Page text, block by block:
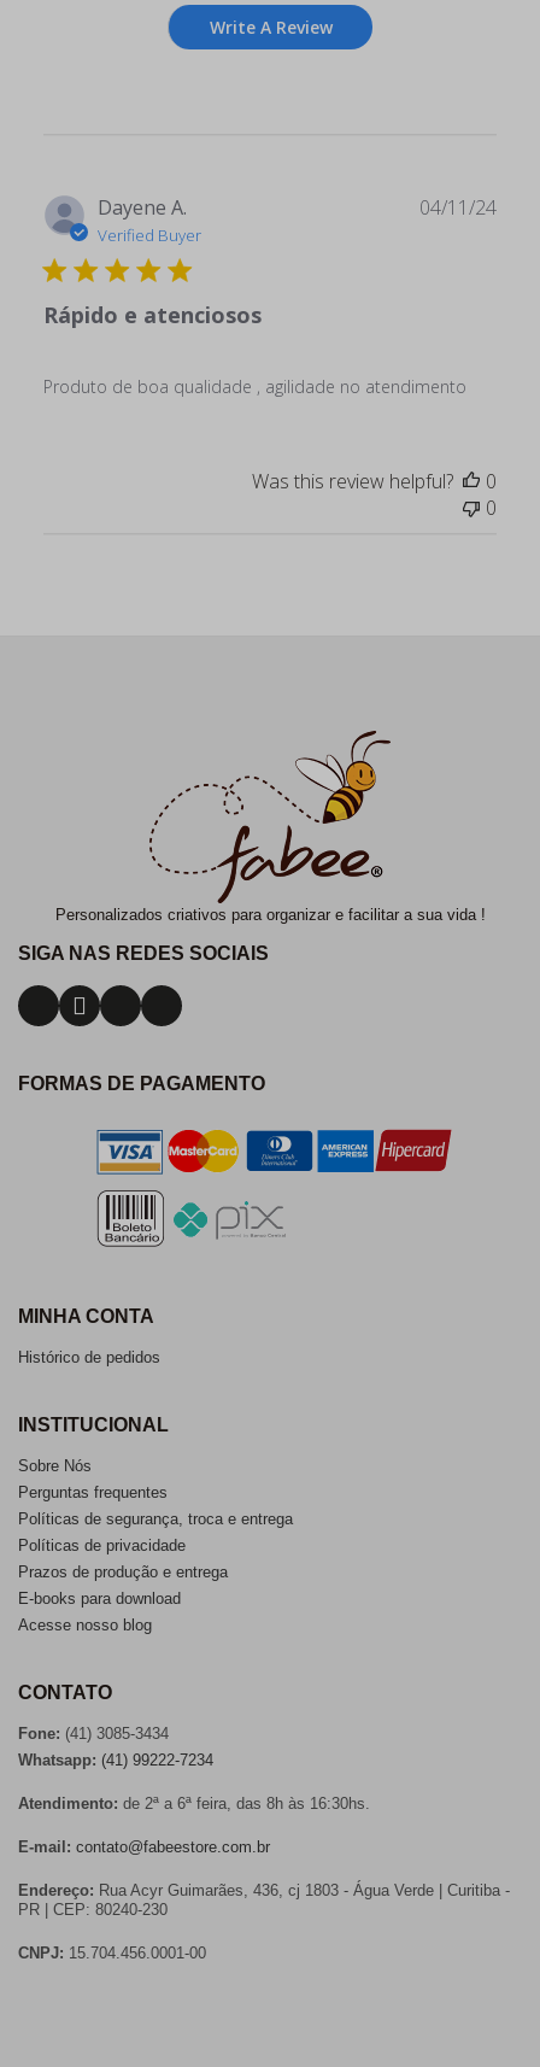
Write A Review
Dayene A.
Verified Buyer
Rápido e atenciosos
Produto de boa qualidade , agilidade no atendimento
04/11/24
Was this review helpful?
0
0
Personalizados criativos para organizar e facilitar a sua vida !
SIGA NAS REDES SOCIAIS
FORMAS DE PAGAMENTO
MINHA CONTA
Histórico de pedidos
INSTITUCIONAL
Sobre Nós
Perguntas frequentes
Políticas de segurança, troca e entrega
Políticas de privacidade
Prazos de produção e entrega
E-books para download
Acesse nosso blog
CONTATO
Fone: (41) 3085-3434
Whatsapp: (41) 99222-7234
Atendimento: de 2ª a 6ª feira, das 8h às 16:30hs.
E-mail: contato@fabeestore.com.br
Endereço: Rua Acyr Guimarães, 436, cj 1803 - Água Verde | Curitiba -
PR | CEP: 80240-230
CNPJ: 15.704.456.0001-00